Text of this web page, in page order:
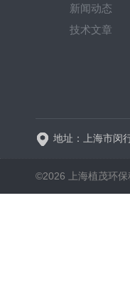
新闻动态
技术文章
地址：上海市闵
©2026 上海植茂环